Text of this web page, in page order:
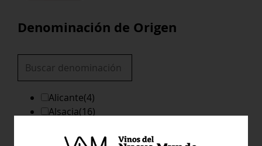
Denominación de Origen
Alicante(4)
Alsacia(16)
Barolo-canubi
(3)